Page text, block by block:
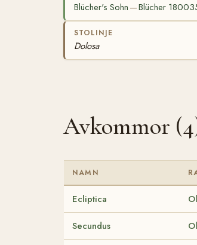
Blücher's Sohn —Blücher
STOLINJE
Dolosa
Avkommor
NAMN
Ecliptica
Secundus